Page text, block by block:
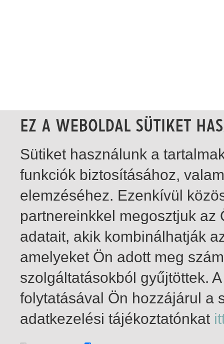
1-7 / összesen 7 találat
Sütiket használunk a
funkciók biztosításához,
elemzéséhez. Ezenkívül
partnereinkkel megosztjuk
adatait, akik kombinálhatják
amelyeket Ön adott meg
szolgáltatásokból gyűjtöttek.
folytatásával Ön hozzájárul a
adatkezelési tájékoztatónkat